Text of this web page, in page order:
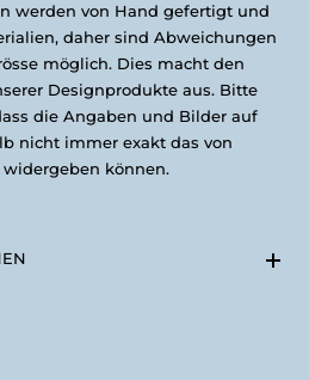
werden von Hand gefertigt und
daher sind Abweichungen
möglich. Dies macht den
Designprodukte aus. Bitte
die Angaben und Bilder auf
nicht immer exakt das von
können.